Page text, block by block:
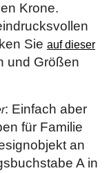
Krone.
Sie auf dieser
und Größen
: Einfach aber
für Familie
an
A in